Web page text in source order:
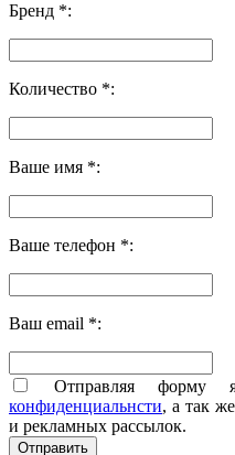
Бренд *:
Количество *:
Ваше имя *:
Ваше телефон *:
Ваш email *:
Отправляя форму
конфиденциальнсти, а так
и рекламных рассылок.